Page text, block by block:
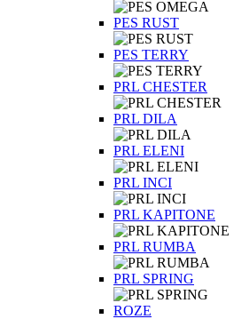
PES RUST
PES TERRY
PRL CHESTER
PRL DILA
PRL ELENI
PRL INCI
PRL KAPITONE
PRL RUMBA
PRL SPRING
ROZE